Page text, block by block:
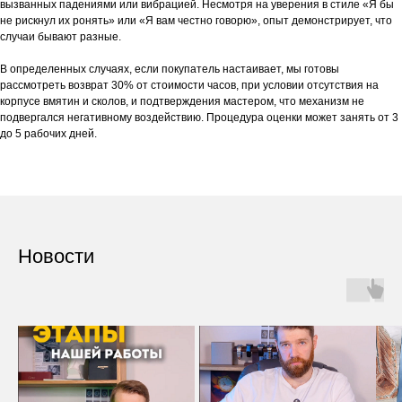
вызванных падениями или вибрацией. Несмотря на уверения в стиле «Я бы
не рискнул их ронять» или «Я вам честно говорю», опыт демонстрирует, что
случаи бывают разные.
В определенных случаях, если покупатель настаивает, мы готовы
рассмотреть возврат 30% от стоимости часов, при условии отсутствия на
корпусе вмятин и сколов, и подтверждения мастером, что механизм не
подвергался негативному воздействию. Процедура оценки может занять от 3
до 5 рабочих дней.
Новости